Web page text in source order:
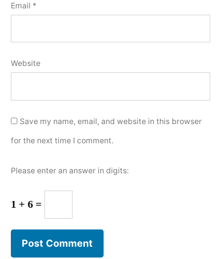
Email *
Website
Save my name, email, and website in this browser
for the next time I comment.
Please enter an answer in digits:
1 + 6 =